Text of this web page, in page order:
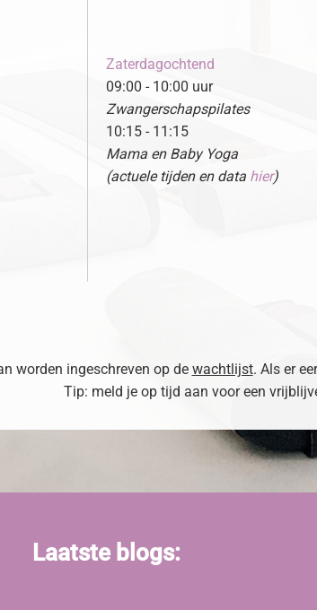
Zaterdagochtend
09:00 - 10:00 uur
Zwangerschapspilates
10:15 - 11:15
Mama en Baby Yoga
(actuele tijden en data hier)
worden ingeschreven op de wachtlijst. Als er
Tip: meld je op tijd aan voor een
Laatste blogs: